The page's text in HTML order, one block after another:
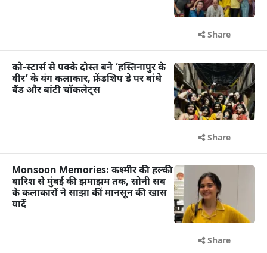
Share
को-स्टार्स से पक्के दोस्त बने ‘हस्तिनापुर के
वीर’ के यंग कलाकार, फ्रेंडशिप डे पर बांधे
बैंड और बांटी चॉकलेट्स
Share
Monsoon Memories: कश्मीर की हल्की
बारिश से मुंबई की झमाझम तक, सोनी सब
के कलाकारों ने साझा कीं मानसून की खास
यादें
Share